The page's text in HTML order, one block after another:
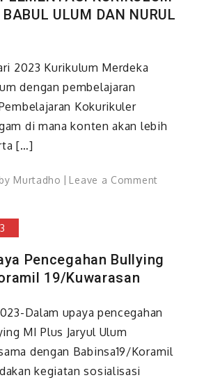
ULUM DAN NURUL
2023 Kurikulum Merdeka
dengan pembelajaran
Kokurikuler
di mana konten akan lebih
[…]
by Murtadho Leave a Commenton
KKG
DAN
IMAN
Pencegahan Bullying
19/Kuwarasan
Dalam upaya pencegahan
MI Plus Jaryul Ulum
dengan Babinsa19/Koramil
kegiatan sosialisasi